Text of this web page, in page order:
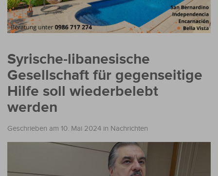
Syrische-libanesische
Gesellschaft für gegenseitige
Hilfe soll wiederbelebt
werden
Geschrieben am 10. Mai 2024 in Nachrichten